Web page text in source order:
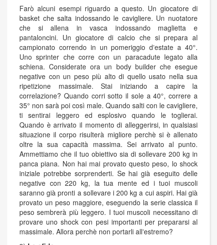
Farò alcuni esempi riguardo a questo. Un giocatore di
basket che salta indossando le cavigliere. Un nuotatore
che si allena in vasca indossando maglietta e
pantaloncini. Un giocatore di calcio che si prepara al
campionato correndo in un pomeriggio dʼestate a 40°.
Uno sprinter che corre con un paracadute legato alla
schiena. Considerate ora un body builder che esegue
negative con un peso più alto di quello usato nella sua
ripetizione massimale. Stai iniziando a capire la
correlazione? Quando corri sotto il sole a 40°, correre a
35° non sarà poi così male. Quando salti con le cavigliere,
ti sentirai leggero ed esplosivo quando le toglierai.
Quando è arrivato il momento di alleggerirsi, in qualsiasi
situazione il corpo risulterà migliore perchè si è allenato
oltre la sua capacità massima. Sei arrivato al punto.
Ammettiamo che il tuo obiettivo sia di sollevare 200 kg in
panca piana. Non hai mai provato questo peso, lo shock
iniziale potrebbe sorprenderti. Se hai già eseguito delle
negative con 220 kg, la tua mente ed i tuoi muscoli
saranno già pronti a sollevare i 200 kg a cui aspiri. Hai già
provato un peso maggiore, eseguendo la serie classica il
peso sembrerà più leggero. I tuoi muscoli necessitano di
provare uno shock con pesi importanti per prepararsi al
massimale. Allora perchè non portarli allʼestremo?